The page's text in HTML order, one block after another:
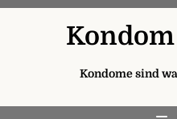
Kondome sind